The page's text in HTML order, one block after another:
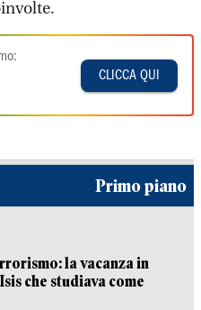
CLICCA QUI
Primo piano
la vacanza in
che studiava come